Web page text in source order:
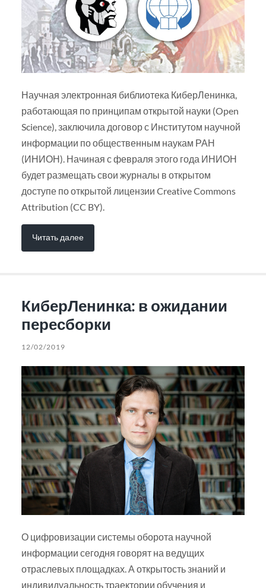
Научная электронная библиотека КиберЛенинка,
работающая по принципам открытой науки (Open
Science), заключила договор с Институтом научной
информации по общественным наукам РАН
(ИНИОН). Начиная с февраля этого года ИНИОН
будет размещать свои журналы в открытом
доступе по открытой лицензии Creative Commons
Attribution (CC BY).
Читать далее
КиберЛенинка: в ожидании
пересборки
12/02/2019
О цифровизации системы оборота научной
информации сегодня говорят на ведущих
отраслевых площадках. А открытость знаний и
индивидуальность траектории обучения и